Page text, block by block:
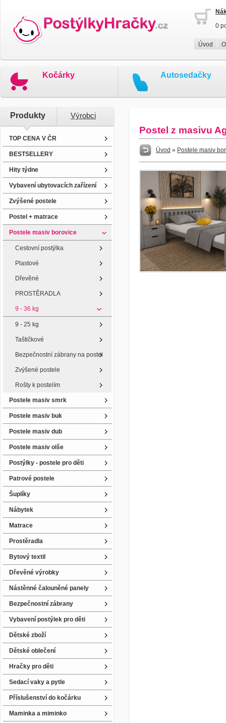
0
Úvod
Kočárky Autosedačky
Produkty Výrobci
TOP CENA V ČR
BESTSELLERY
Hity týdne
Vybavení ubytovacích zařízení
Zvýšené postele
Postel + matrace
Postele masiv borovice
Cestovní postýlka
Plastové
Dřevěné
PROSTĚRADLA
9 - 36 kg
9 - 25 kg
Taštičkové
Bezpečnostní zábrany na postel
Zvýšené postele
Rošty k postelím
Postele masiv smrk
Postele masiv buk
Postele masiv dub
Postele masiv olše
Postýlky - postele pro děti
Patrové postele
Šuplíky
Nábytek
Matrace
Prostěradla
Bytový textil
Dřevěné výrobky
Nástěnné čalouněné panely
Bezpečnostní zábrany
Vybavení postýlek pro děti
Dětské zboží
Dětské oblečení
Hračky pro děti
Sedací vaky a pytle
Příslušenství do kočárku
Maminka a miminko
Postel z masivu
Úvod » Postele masiv